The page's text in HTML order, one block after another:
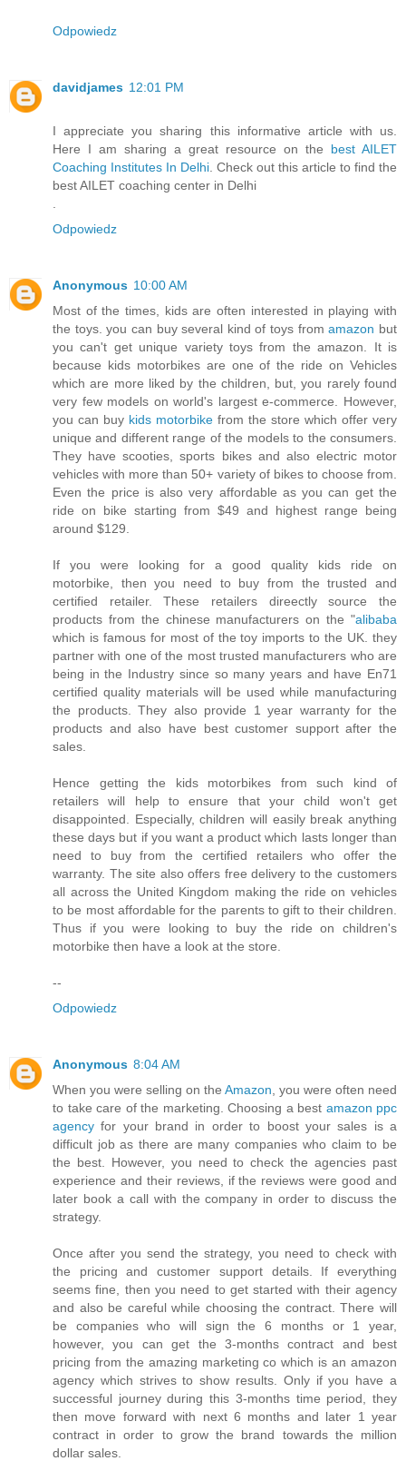
Odpowiedz
davidjames 12:01 PM
I appreciate you sharing this informative article with us.
Here I am sharing a great resource on the best AILET
Coaching Institutes In Delhi . Check out this article to find the
best AILET coaching center in Delhi
Odpowiedz
Anonymous 10:00 AM
Most of the times, kids are often interested in playing with
the toys. you can buy several kind of toys fromamazon but
you can't get unique variety toys from the amazon. It is
because kids motorbikes are one of the ride on Vehicles
which are more liked by the children, but, you rarely found
very few models on world's largest e-commerce. However,
you can buy kids motorbike from the store which offer very
unique and different range of the models to the consumers.
They have scooties, sports bikes and also electric motor
vehicles with more than 50+ variety of bikes to choose from.
Even the price is also very affordable as you can get the
ride on bike starting from $49 and highest range being
around $129.
If you were looking for a good quality kids ride on
motorbike, then you need to buy from the trusted and
certified retailer. These retailers direectly source the
products from the chinese manufacturers on the "alibaba
which is famous for most of the toy imports to the UK. they
partner with one of the most trusted manufacturers who are
being in the Industry since so many years and have En71
certified quality materials will be used while manufacturing
the products. They also provide 1 year warranty for the
products and also have best customer support after the
sales.
Hence getting the kids motorbikes from such kind of
retailers will help to ensure that your child won't get
disappointed. Especially, children will easily break anything
these days but if you want a product which lasts longer than
need to buy from the certified retailers who offer the
warranty. The site also offers free delivery to the customers
all across the United Kingdom making the ride on vehicles
to be most affordable for the parents to gift to their children.
Thus if you were looking to buy the ride on children's
motorbike then have a look at the store.
--
Odpowiedz
Anonymous 8:04 AM
When you were selling on the Amazon , you were often need
to take care of the marketing. Choosing a best amazon ppc
agency for your brand in order to boost your sales is a
difficult job as there are many companies who claim to be
the best. However, you need to check the agencies past
experience and their reviews, if the reviews were good and
later book a call with the company in order to discuss the
strategy.
Once after you send the strategy, you need to check with
the pricing and customer support details. If everything
seems fine, then you need to get started with their agency
and also be careful while choosing the contract. There will
be companies who will sign the 6 months or 1 year,
however, you can get the 3-months contract and best
pricing from the amazing marketing co which is an amazon
agency which strives to show results. Only if you have a
successful journey during this 3-months time period, they
then move forward with next 6 months and later 1 year
contract in order to grow the brand towards the million
dollar sales.